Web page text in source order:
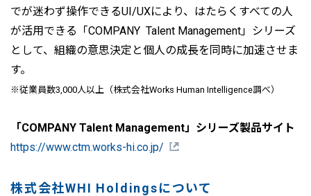
でが迷わず操作できるUI/UXにより、はたらくすべての人
が活用できる「COMPANY Talent Management」シリーズ
として、組織の意思決定と個人の成長を同時に加速させま
す。
※従業員数3,000人以上（株式会社Works Human Intelligence調べ）
「COMPANY Talent Management」シリーズ製品サイト
https://www.ctm.works-hi.co.jp/
株式会社WHI Holdingsについて